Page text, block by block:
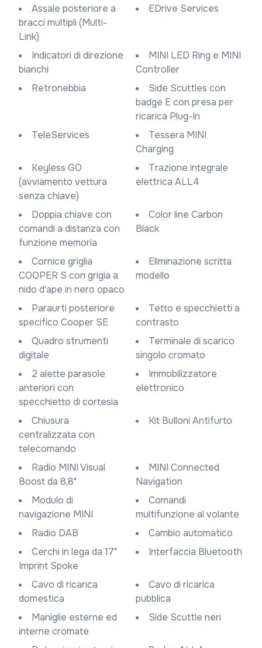
Assale posteriore a
bracci multipli (Multi-
Link)
eDrive Services
Indicatori di direzione
bianchi
MINI LED Ring e MINI
Controller
Retronebbia
Side Scuttles con
badge E con presa per
ricarica Plug-In
TeleServices
Tessera MINI
Charging
Keyless GO
(avviamento vettura
senza chiave)
Trazione integrale
elettrica ALL4
Doppia chiave con
comandi a distanza con
funzione memoria
Color line Carbon
Black
Cornice griglia
COOPER S con grigia a
nido d'ape in nero opaco
Eliminazione scritta
modello
Paraurti posteriore
specifico Cooper SE
Tetto e specchietti a
contrasto
Quadro strumenti
digitale
Terminale di scarico
singolo cromato
2 alette parasole
anteriori con
specchietto di cortesia
Immobilizzatore
elettronico
Chiusura
centralizzata con
telecomando
Kit Bulloni Antifurto
Radio MINI Visual
Boost da 8,8"
MINI Connected
Navigation
Modulo di
navigazione MINI
Comandi
multifunzione al volante
Radio DAB
Cambio automatico
Cerchi in lega da 17"
Imprint Spoke
Interfaccia Bluetooth
Cavo di ricarica
domestica
Cavo di ricarica
pubblica
Maniglie esterne ed
interne cromate
Side Scuttle neri